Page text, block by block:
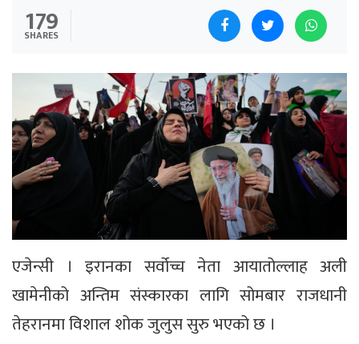
179
SHARES
एजेन्सी । इरानका सर्वोच्च नेता आयातोल्लाह अली
खामेनीको अन्तिम संस्कारका लागि सोमबार राजधानी
तेहरानमा विशाल शोक जुलुस सुरु भएको छ ।